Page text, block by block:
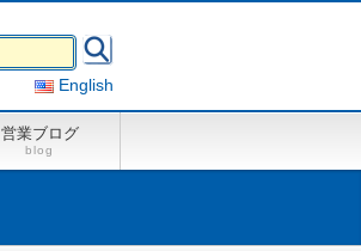
English
営業ブログ
blog